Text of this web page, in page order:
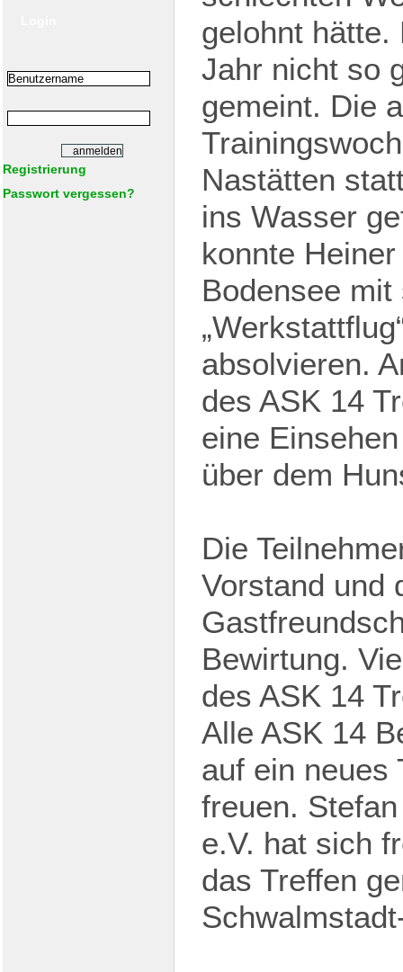
Registrierung
Passwort vergessen?
gelohnt hätte.
Jahr nicht so
gemeint. Die
Nastätten
ins Wasser
konnte
Bodensee
absolvieren.
des ASK 14
eine
über dem
Die
Vorstand und
Bewirtung.
des ASK 14
Alle ASK 14
auf ein neues
freuen.
e.V. hat sich
das Treffen